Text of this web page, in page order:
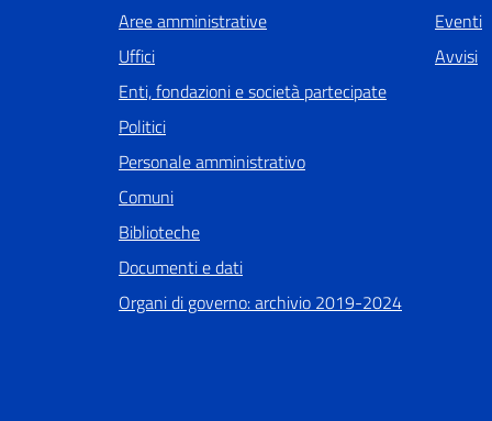
Aree amministrative
Uffici
Enti, fondazioni e società partecipate
Politici
Personale amministrativo
Comuni
Biblioteche
Documenti e dati
Organi di governo: archivio 2019-2024
Eventi
Avvisi